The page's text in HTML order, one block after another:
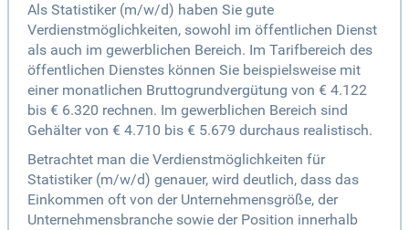
Als Statistiker (m/w/d) haben Sie gute
Verdienstmöglichkeiten, sowohl im öffentlichen Dienst
als auch im gewerblichen Bereich. Im Tarifbereich des
öffentlichen Dienstes können Sie beispielsweise mit
einer monatlichen Bruttogrundvergütung von € 4.122
bis € 6.320 rechnen. Im gewerblichen Bereich sind
Gehälter von € 4.710 bis € 5.679 durchaus realistisch.
Betrachtet man die Verdienstmöglichkeiten für
Statistiker (m/w/d) genauer, wird deutlich, dass das
Einkommen oft von der Unternehmensgröße, der
Unternehmensbranche sowie der Position innerhalb